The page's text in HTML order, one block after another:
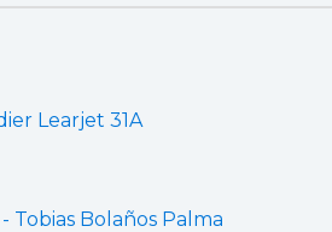
Learjet 31A
Tobias Bolaños Palma